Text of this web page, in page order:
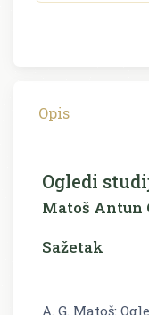
Opis
Ogledi
Matoš Antun
Sažetak
A. G. Matoš: